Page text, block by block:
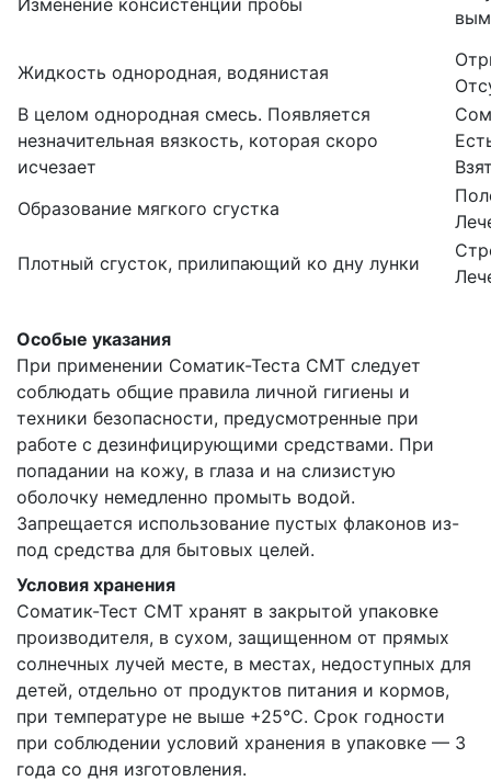
Изменение консистенции пробы
Жидкость однородная, водянистая
В целом однородная смесь. Появляется
незначительная вязкость, которая скоро
исчезает
Образование мягкого сгустка
Плотный сгусток, прилипающий ко дну лунки
Особые указания
При применении Соматик-Теста СМТ следует
соблюдать общие правила личной гигиены и
техники безопасности, предусмотренные при
работе с дезинфицирующими средствами. При
попадании на кожу, в глаза и на слизистую
оболочку немедленно промыть водой.
Запрещается использование пустых флаконов из-
под средства для бытовых целей.
Условия хранения
Соматик-Тест СМТ хранят в закрытой упаковке
производителя, в сухом, защищенном от прямых
солнечных лучей месте, в местах, недоступных для
детей, отдельно от продуктов питания и кормов,
при температуре не выше +25°С. Срок годности
при соблюдении условий хранения в упаковке — 3
года со дня изготовления.